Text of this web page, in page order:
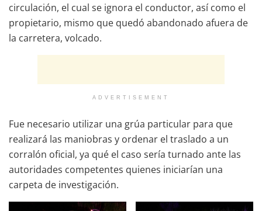
circulación, el cual se ignora el conductor, así como el
propietario, mismo que quedó abandonado afuera de
la carretera, volcado.
ADVERTISEMENT
Fue necesario utilizar una grúa particular para que
realizará las maniobras y ordenar el traslado a un
corralón oficial, ya qué el caso sería turnado ante las
autoridades competentes quienes iniciarían una
carpeta de investigación.